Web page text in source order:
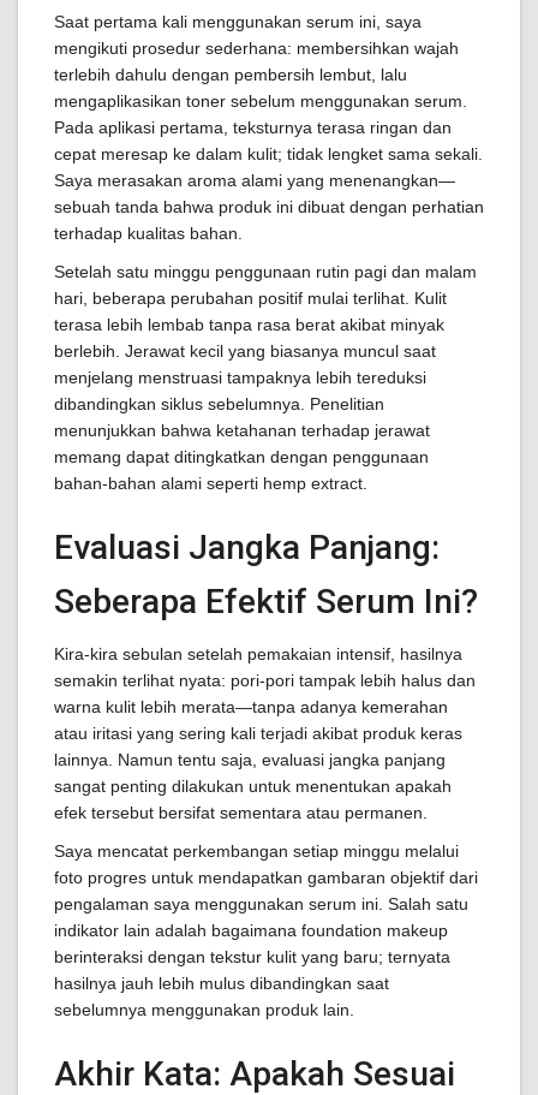
Saat pertama kali menggunakan serum ini, saya
mengikuti prosedur sederhana: membersihkan wajah
terlebih dahulu dengan pembersih lembut, lalu
mengaplikasikan toner sebelum menggunakan serum.
Pada aplikasi pertama, teksturnya terasa ringan dan
cepat meresap ke dalam kulit; tidak lengket sama sekali.
Saya merasakan aroma alami yang menenangkan—
sebuah tanda bahwa produk ini dibuat dengan perhatian
terhadap kualitas bahan.
Setelah satu minggu penggunaan rutin pagi dan malam
hari, beberapa perubahan positif mulai terlihat. Kulit
terasa lebih lembab tanpa rasa berat akibat minyak
berlebih. Jerawat kecil yang biasanya muncul saat
menjelang menstruasi tampaknya lebih tereduksi
dibandingkan siklus sebelumnya. Penelitian
menunjukkan bahwa ketahanan terhadap jerawat
memang dapat ditingkatkan dengan penggunaan
bahan-bahan alami seperti hemp extract.
Evaluasi Jangka Panjang:
Seberapa Efektif Serum Ini?
Kira-kira sebulan setelah pemakaian intensif, hasilnya
semakin terlihat nyata: pori-pori tampak lebih halus dan
warna kulit lebih merata—tanpa adanya kemerahan
atau iritasi yang sering kali terjadi akibat produk keras
lainnya. Namun tentu saja, evaluasi jangka panjang
sangat penting dilakukan untuk menentukan apakah
efek tersebut bersifat sementara atau permanen.
Saya mencatat perkembangan setiap minggu melalui
foto progres untuk mendapatkan gambaran objektif dari
pengalaman saya menggunakan serum ini. Salah satu
indikator lain adalah bagaimana foundation makeup
berinteraksi dengan tekstur kulit yang baru; ternyata
hasilnya jauh lebih mulus dibandingkan saat
sebelumnya menggunakan produk lain.
Akhir Kata: Apakah Sesuai